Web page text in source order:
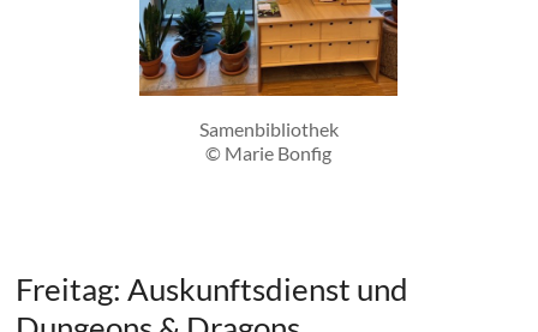
Samenbibliothek
© Marie Bonfig
Freitag: Auskunftsdienst und